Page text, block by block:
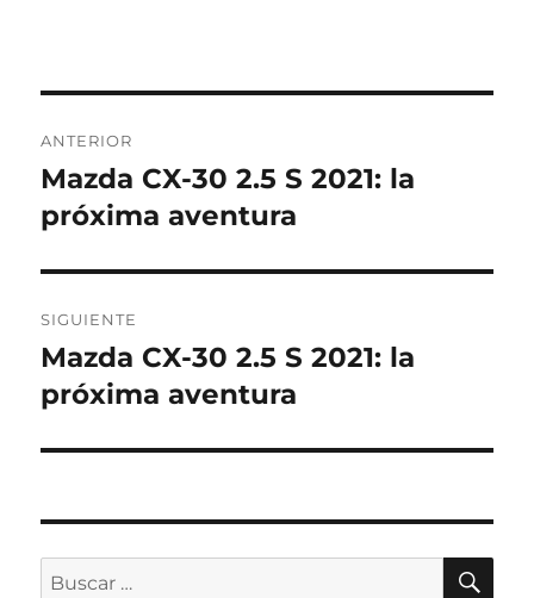
de
entradas
ANTERIOR
Entrada
anterior:
Mazda CX-30 2.5 S 2021: la
próxima aventura
SIGUIENTE
Entrada
siguiente:
Mazda CX-30 2.5 S 2021: la
próxima aventura
Buscar